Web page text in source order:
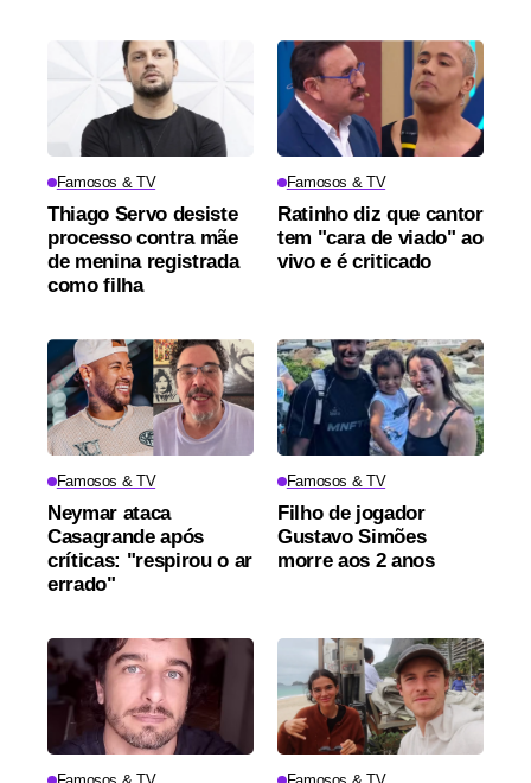
Famosos & TV
Thiago Servo desiste
processo contra mãe
de menina registrada
como filha
Famosos & TV
Ratinho diz que cantor
tem "cara de viado" ao
vivo e é criticado
Famosos & TV
Neymar ataca
Casagrande após
críticas: "respirou o ar
errado"
Famosos & TV
Filho de jogador
Gustavo Simões
morre aos 2 anos